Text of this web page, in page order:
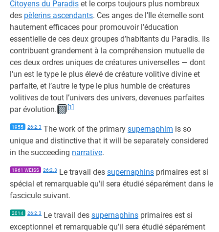
Citoyens du Paradis et le corps toujours plus nombreux
des pèlerins ascendants. Ces anges de l’Ile éternelle sont
hautement efficaces pour promouvoir l’éducation
essentielle de ces deux groupes d’habitants du Paradis. Ils
contribuent grandement à la compréhension mutuelle de
ces deux ordres uniques de créatures universelles — dont
l’un est le type le plus élevé de créature volitive divine et
parfaite, et l’autre le type le plus humble de créatures
volitives de tout l’univers des univers, devenues parfaites
par évolution.
[1]
1955 26:2.3 The work of the primary supernaphim is so
unique and distinctive that it will be separately considered
in the succeeding narrative.
1961 WEISS 26:2.3 Le travail des supernaphins primaires est si
spécial et remarquable qu'il sera étudié séparément dans le
fascicule suivant.
2014 26:2.3 Le travail des supernaphins primaires est si
exceptionnel et remarquable qu’il sera étudié séparément